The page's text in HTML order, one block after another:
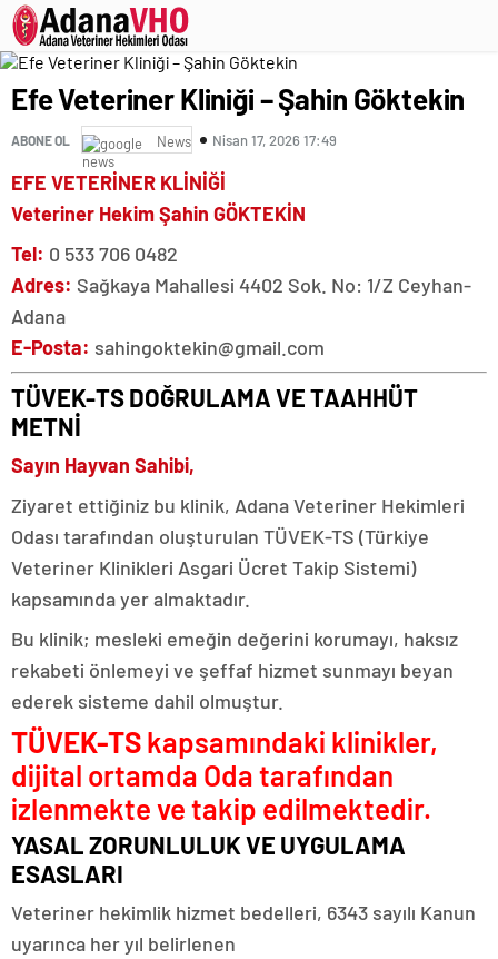
Efe Veteriner Kliniği – Şahin Göktekin
ABONE OL News Nisan 17, 2026 17:49
EFE VETERİNER KLİNİĞİ
Veteriner Hekim Şahin GÖKTEKİN
Tel: 0 533 706 0482
Adres: Sağkaya Mahallesi 4402 Sok. No: 1/Z Ceyhan-
Adana
E-Posta: sahingoktekin@gmail.com
TÜVEK-TS DOĞRULAMA VE TAAHHÜT
METNİ
Sayın Hayvan Sahibi,
Ziyaret ettiğiniz bu klinik, Adana Veteriner Hekimleri
Odası tarafından oluşturulan TÜVEK-TS (Türkiye
Veteriner Klinikleri Asgari Ücret Takip Sistemi)
kapsamında yer almaktadır.
Bu klinik; mesleki emeğin değerini korumayı, haksız
rekabeti önlemeyi ve şeffaf hizmet sunmayı beyan
ederek sisteme dahil olmuştur.
TÜVEK-TSkapsamındaki klinikler,
dijital ortamda Oda tarafından
izlenmekte ve takip edilmektedir.
YASAL ZORUNLULUK VE UYGULAMA
ESASLARI
Veteriner hekimlik hizmet bedelleri, 6343 sayılı Kanun
uyarınca her yıl belirlenen